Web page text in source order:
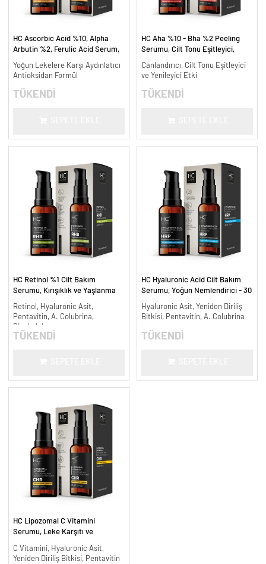
HC Ascorbic Acid %10, Alpha
Arbutin %2, Ferulic Acid Serum,
ml.
Yoğun Lekelere Karşı Aydınlatıcı
Antioksidan Formül
TÜKENDİ
HC Aha %10 - Bha %2 Peeling
Serumu, Cilt Tonu Eşitleyici,
Canlandırıcı, Cilt Tonu Eşitleyici
ve Yenileyici Etki
TÜKENDİ
HC Retinol %1 Cilt Bakım
Serumu, Kırışıklık ve Yaşlanma
Retinol, Hyaluronic Asit,
Pentavitin, A. Colubrina,
Bisabolol
TÜKENDİ
HC Hyaluronic Acid Cilt Bakım
Serumu, Yoğun Nemlendirici - 30
Hyaluronic Asit, Yeniden Diriliş
Bitkisi, Pentavitin, A. Colubrina
TÜKENDİ
HC Lipozomal C Vitamini
Serumu, Leke Karşıtı ve
C Vitamini, Hyaluronic Asit,
Yeniden Diriliş Bitkisi, Pentavitin